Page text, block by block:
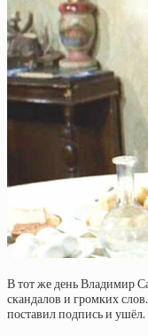
В тот же день Владимир
скандалов и громких
поставил подпись и ушёл.